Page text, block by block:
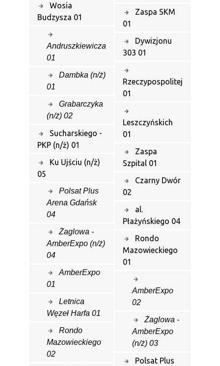
Wosia
Budzysza 01
Andruszkiewicza
01
Dambka (n/ż)
01
Grabarczyka
(n/ż) 02
Sucharskiego -
PKP (n/ż) 01
Ku Ujściu (n/ż)
05
Polsat Plus
Arena Gdańsk
04
Żaglowa -
AmberExpo (n/ż)
04
AmberExpo
01
Letnica
Węzeł Harfa 01
Rondo
Mazowieckiego
02
Zaspa SKM
01
Dywizjonu
303 01
Rzeczypospolitej
01
Leszczyńskich
01
Zaspa
Szpital 01
Czarny Dwór
02
al.
Płażyńskiego 04
Rondo
Mazowieckiego
01
AmberExpo
02
Żaglowa -
AmberExpo
(n/ż) 03
Polsat Plus